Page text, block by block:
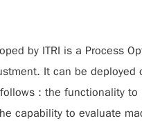
by ITRI is a Process
It can be
: the functionality
capability to evaluate